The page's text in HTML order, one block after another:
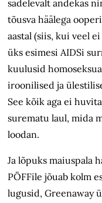
sädelevalt andekas
tõusva häälega
aastal (siis, kui veel
üks esimesi AIDSi
kuulusid
iroonilised ja
See kõik aga ei
surematu laul, mida
loodan.
Ja lõpuks maiuspala
PÖFFile jõuab kolm
lugusid, Greenaway